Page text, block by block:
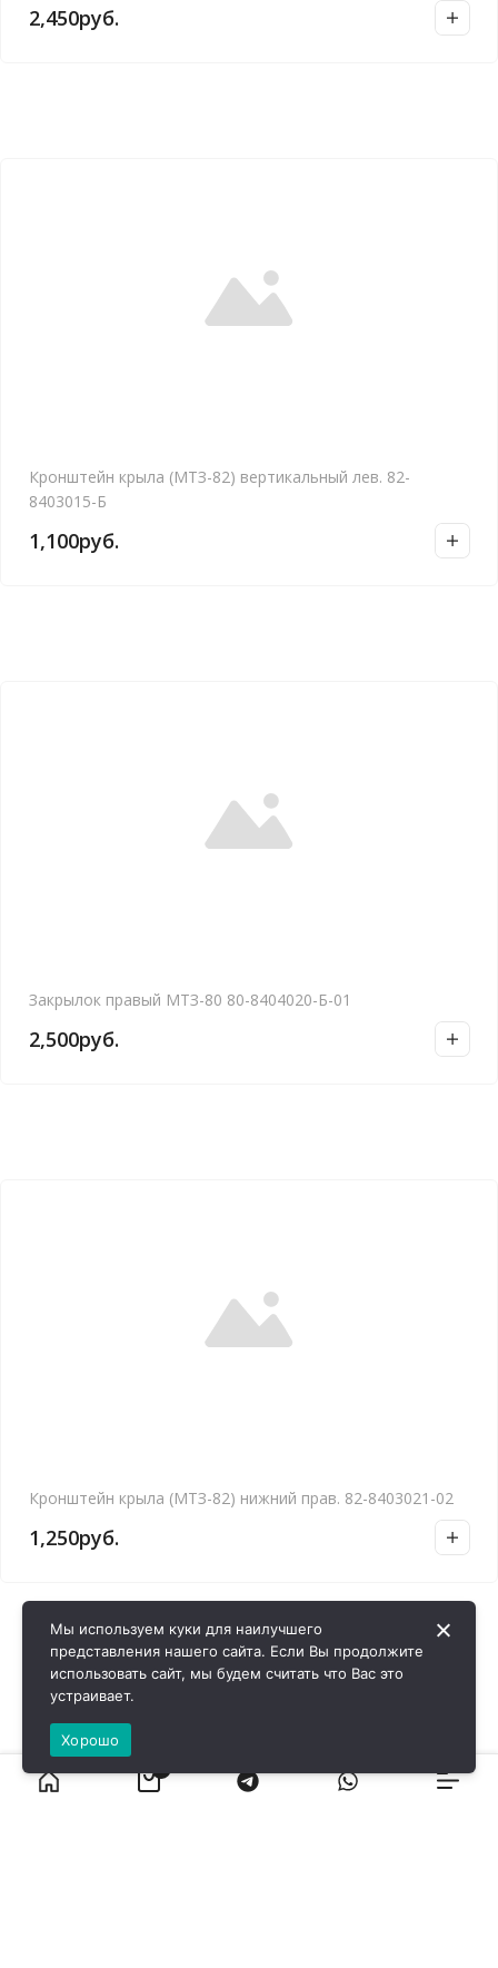
2,450руб.
Кронштейн крыла (МТЗ-82) вертикальный лев. 82-
8403015-Б
1,100руб.
Закрылок правый МТЗ-80 80-8404020-Б-01
2,500руб.
Кронштейн крыла (МТЗ-82) нижний прав. 82-8403021-02
1,250руб.
Мы используем куки для наилучшего
представления нашего сайта. Если Вы продолжите
использовать сайт, мы будем считать что Вас это
устраивает.
Хорошо